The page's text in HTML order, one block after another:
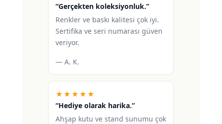
“Gerçekten koleksiyonluk.”
Renkler ve baskı kalitesi çok iyi.
Sertifika ve seri numarası güven
veriyor.
— A. K.
★★★★★
“Hediye olarak harika.”
Ahşap kutu ve stand sunumu çok